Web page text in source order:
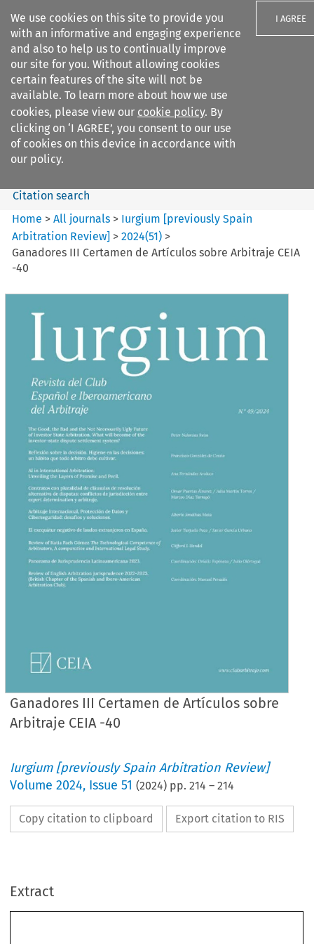
We use cookies on this site to provide you
with an informative and engaging experience
and also to help us to continually improve
our site for you. Without allowing cookies
certain features of the site will not be
available. To learn more about how we use
cookies, please view our cookie policy. By
clicking on ‘I AGREE’, you consent to our use
of cookies on this device in accordance with
our policy.
I AGREE
Search filters
Iurgium %5Bpreviously Spain
Arbitration ...
Search content
Citation search
Home >All journals > Iurgium [previously Spain
Arbitration Review] >2024(51) >
Ganadores III Certamen de Artículos sobre Arbitraje CEIA
-40
Ganadores III Certamen de Artículos sobre
Arbitraje CEIA -40
Iurgium [previously Spain Arbitration Review]
Volume2024, Issue 51 (2024) pp.214 –214
Copy citation to clipboard Export citation to RIS
Extract